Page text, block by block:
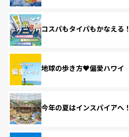
コスパもタイパもかなえる
地球の歩き方♥偏愛ハワイ
今年の夏はインスパイアへ！